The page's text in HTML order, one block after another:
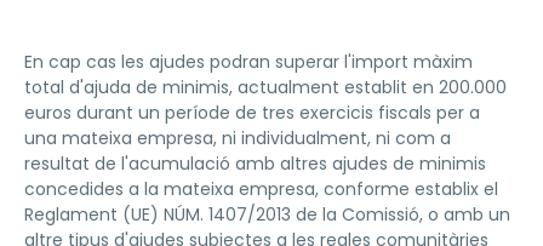
En cap cas les ajudes podran superar l'import màxim
total d'ajuda de minimis, actualment establit en 200.000
euros durant un període de tres exercicis fiscals per a
una mateixa empresa, ni individualment, ni com a
resultat de l'acumulació amb altres ajudes de minimis
concedides a la mateixa empresa, conforme establix el
Reglament (UE) NÚM. 1407/2013 de la Comissió, o amb un
altre tipus d'ajudes subjectes a les regles comunitàries